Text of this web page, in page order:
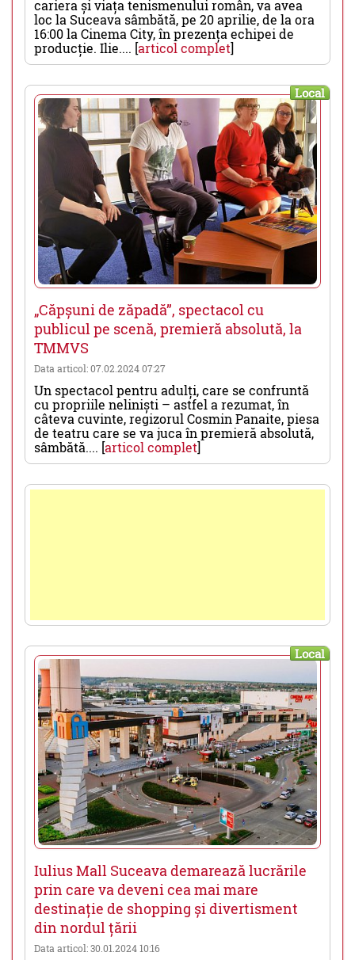
cariera și viața tenismenului român, va avea
loc la Suceava sâmbătă, pe 20 aprilie, de la ora
16:00 la Cinema City, în prezența echipei de
producție. Ilie.... [articol complet]
Local
„Căpșuni de zăpadă”, spectacol cu
publicul pe scenă, premieră absolută, la
TMMVS
Data articol: 07.02.2024 07:27
Un spectacol pentru adulți, care se confruntă
cu propriile neliniști – astfel a rezumat, în
câteva cuvinte, regizorul Cosmin Panaite, piesa
de teatru care se va juca în premieră absolută,
sâmbătă.... [articol complet]
Local
Iulius Mall Suceava demarează lucrările
prin care va deveni cea mai mare
destinație de shopping și divertisment
din nordul țării
Data articol: 30.01.2024 10:16